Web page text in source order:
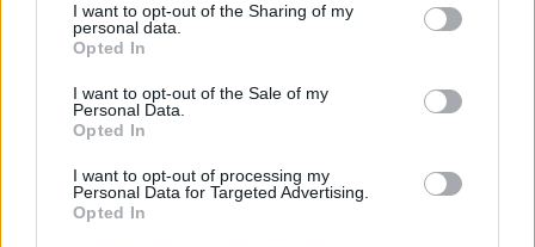
I want to opt-out of the Sharing of my
personal data.
Opted In
I want to opt-out of the Sale of my
Personal Data.
Opted In
I want to opt-out of processing my
Personal Data for Targeted Advertising.
Opted In
Afficher la carte